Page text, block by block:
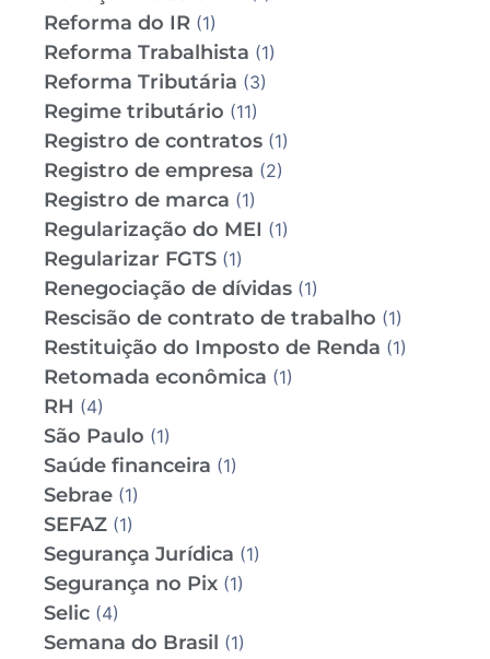
Reforma do IR (1)
Reforma Trabalhista (1)
Reforma Tributária (3)
Regime tributário (11)
Registro de contratos (1)
Registro de empresa (2)
Registro de marca (1)
Regularização do MEI (1)
Regularizar FGTS (1)
Renegociação de dívidas (1)
Rescisão de contrato de trabalho (1)
Restituição do Imposto de Renda (1)
Retomada econômica (1)
RH (4)
São Paulo (1)
Saúde financeira (1)
Sebrae (1)
SEFAZ (1)
Segurança Jurídica (1)
Segurança no Pix (1)
Selic (4)
Semana do Brasil (1)